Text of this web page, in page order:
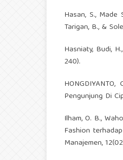
Hasan, S., Made
Tarigan, B., &
Hasniaty, Budi,
240).
Pengunjung Di
Ilham, O. B.,
Fashion
Manajemen,